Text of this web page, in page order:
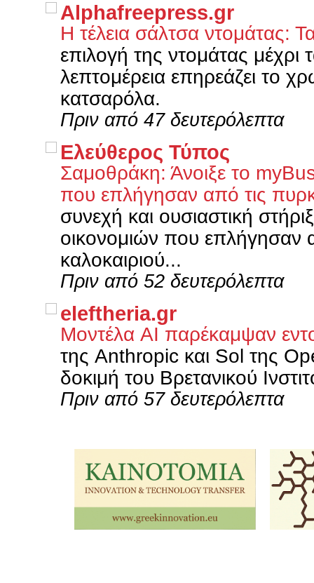
Alphafreepress.gr
Η τέλεια σάλτσα ντομάτας:
επιλογή της ντομάτας
λεπτομέρεια επηρεάζει το
κατσαρόλα.
Πριν από 47 δευτερόλεπτα
Ελεύθερος Τύπος
Σαμοθράκη: Άνοιξε το
που επλήγησαν από τις
συνεχή και ουσιαστική
οικονομιών που επλήγησαν
καλοκαιριού...
Πριν από 52 δευτερόλεπτα
eleftheria.gr
Μοντέλα AI παρέκαμψαν
της Anthropic και Sol της
δοκιμή του Βρετανικού
Πριν από 57 δευτερόλεπτα